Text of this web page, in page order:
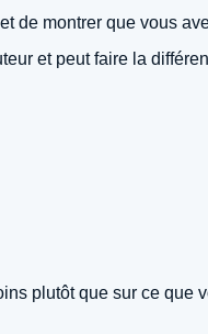
de montrer que vous
et peut faire la
plutôt que sur ce que